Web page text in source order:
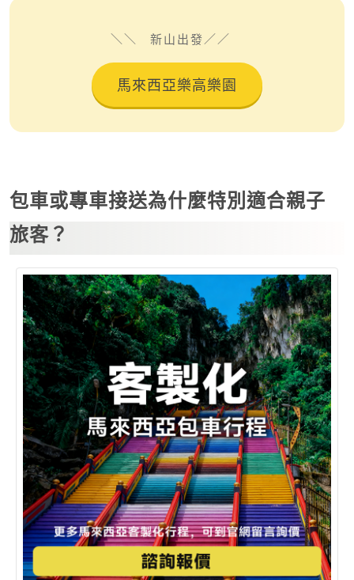
新山出發
馬來西亞樂高樂園
包車或專車接送為什麼特別適合親子
旅客？